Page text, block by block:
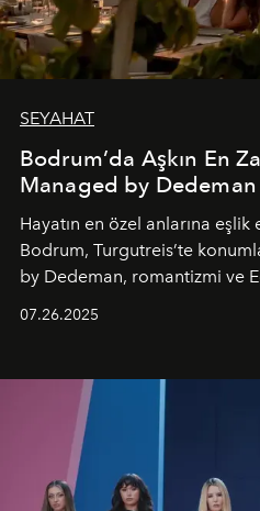
SEYAHAT
Bodrum’da Aşkın En
Managed by Dedeman
Hayatın en özel anlarına
Bodrum, Turgutreis’te
by Dedeman, romantizmi ve
07.26.2025